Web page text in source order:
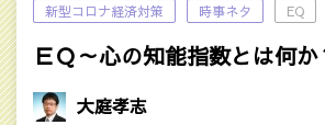
新型コロナ経済対策
時事ネタ EQ
ＥＱ～心の知能指数とは何か
大庭孝志